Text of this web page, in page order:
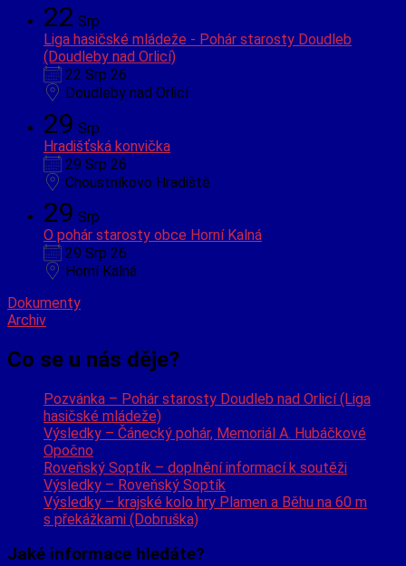
22 Srp
Liga hasičské mládeže - Pohár starosty Doudleb
(Doudleby nad Orlicí)
22 Srp 26
Doudleby nad Orlicí
29 Srp
Hradišťská konvička
29 Srp 26
Choustníkovo Hradiště
29 Srp
O pohár starosty obce Horní Kalná
29 Srp 26
Horní Kalná
Dokumenty
Archiv
Co se u nás děje?
Pozvánka – Pohár starosty Doudleb nad Orlicí (Liga
hasičské mládeže)
Výsledky – Čánecký pohár, Memoriál A. Hubáčkové
Opočno
Roveňský Soptík – doplnění informací k soutěži
Výsledky – Roveňský Soptík
Výsledky – krajské kolo hry Plamen a Běhu na 60 m
s překážkami (Dobruška)
Jaké informace hledáte?